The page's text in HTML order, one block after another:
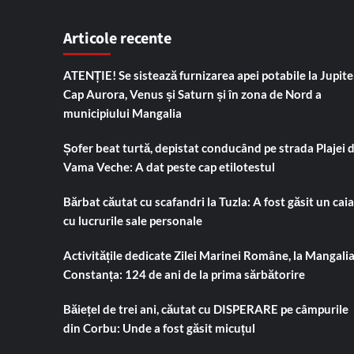
Articole recente
ATENȚIE! Se sistează furnizarea apei potabile la
Cap Aurora, Venus și Saturn și în zona de Nord a
municipiului Mangalia
Șofer beat turtă, depistat conducând pe strada Plajei
Vama Veche: A dat peste cap etilotestul
Bărbat căutat cu scafandri la Tuzla: A fost găsit un
cu lucrurile sale personale
Activitățile dedicate Zilei Marinei Române, la
Constanța: 124 de ani de la prima sărbătorire
Băiețel de trei ani, căutat cu DISPERARE pe câmpurile
din Corbu: Unde a fost găsit micuțul